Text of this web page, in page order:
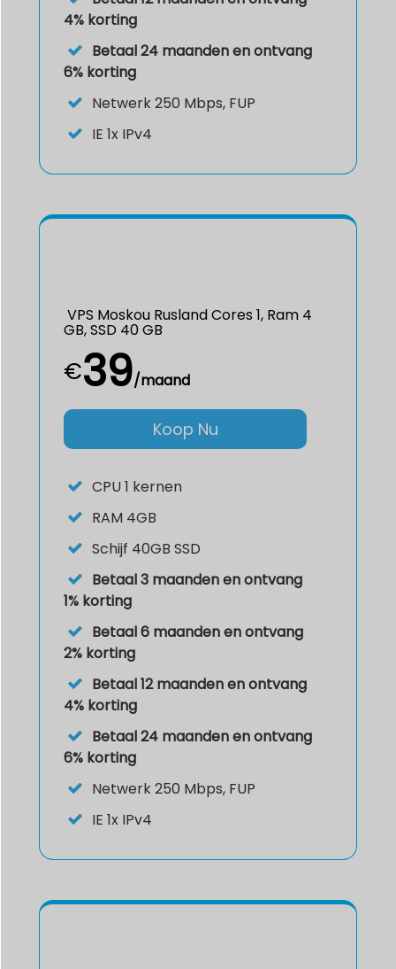
4% korting
Betaal 24 maanden en ontvang
6% korting
Netwerk 250 Mbps, FUP
IE 1x IPv4
VPS Moskou Rusland Cores 1, Ram 4
GB, SSD 40 GB
€39/maand
Koop Nu
CPU 1 kernen
RAM 4GB
Schijf 40GB SSD
Betaal 3 maanden en ontvang
1% korting
Betaal 6 maanden en ontvang
2% korting
Betaal 12 maanden en ontvang
4% korting
Betaal 24 maanden en ontvang
6% korting
Netwerk 250 Mbps, FUP
IE 1x IPv4